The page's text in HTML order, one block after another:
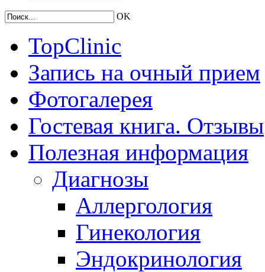
OK
TopClinic
Запись на очный прием
Фотогалерея
Гостевая книга. Отзывы
Полезная информация
Диагнозы
Аллергология
Гинекология
Эндокринология